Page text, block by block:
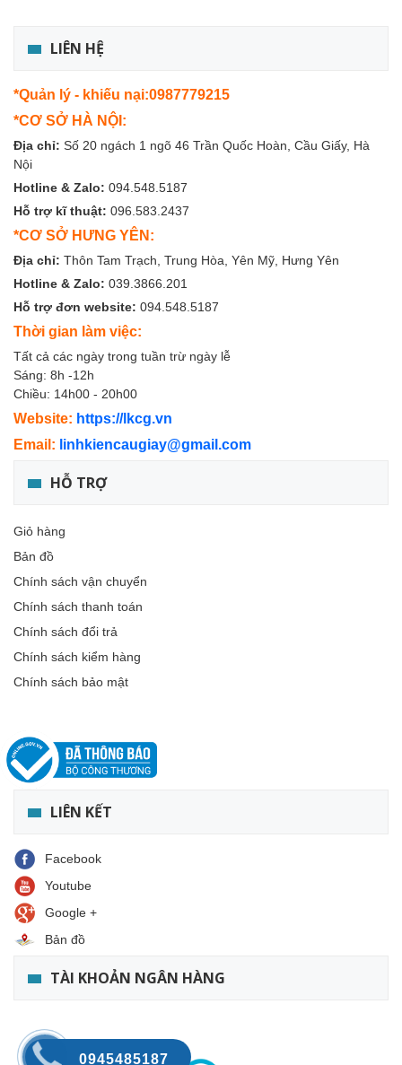
LIÊN HỆ
*Quản lý - khiếu nại:0987779215
*CƠ SỞ HÀ NỘI:
Địa chỉ: Số 20 ngách 1 ngõ 46 Trần Quốc Hoàn, Cầu Giấy, Hà
Nội
Hotline & Zalo: 094.548.5187
Hỗ trợ kĩ thuật: 096.583.2437
*CƠ SỞ HƯNG YÊN:
Địa chỉ: Thôn Tam Trạch, Trung Hòa, Yên Mỹ, Hưng Yên
Hotline & Zalo: 039.3866.201
Hỗ trợ đơn website: 094.548.5187
Thời gian làm việc:
Tất cả các ngày trong tuần trừ ngày lễ
Sáng: 8h -12h
Chiều: 14h00 - 20h00
Website: https://lkcg.vn
Email: linhkiencaugiay@gmail.com
HỖ TRỢ
Giỏ hàng
Bản đồ
Chính sách vận chuyển
Chính sách thanh toán
Chính sách đổi trả
Chính sách kiểm hàng
Chính sách bảo mật
LIÊN KẾT
Facebook
Youtube
Google +
Bản đồ
TÀI KHOẢN NGÂN HÀNG
0945485187